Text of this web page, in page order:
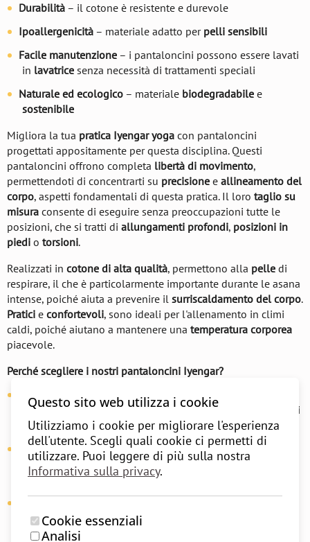
Questo sito web utilizza i cookie
Utilizziamo i cookie per migliorare l'esperienza
dell'utente. Scegli quali cookie ci permetti di
utilizzare. Puoi leggere di più sulla nostra
Informativa sulla privacy.
Cookie essenziali
Analisi
Durabilità – il cotone è resistente e durevole
Ipoallergenicità – materiale adatto per pelli sensibili
Facile manutenzione – i pantaloncini possono essere lavati
in lavatrice senza necessità di trattamenti speciali
Naturale ed ecologico – materiale biodegradabile e
sostenibile
Migliora la tua pratica Iyengar yoga con pantaloncini
progettati appositamente per questa disciplina. Questi
pantaloncini offrono completa libertà di movimento,
permettendoti di concentrarti su precisione e allineamento del
corpo, aspetti fondamentali di questa pratica. Il loro taglio su
misura consente di eseguire senza preoccupazioni tutte le
posizioni, che si tratti di allungamenti profondi, posizioni in
piedi o torsioni.
Realizzati in cotone di alta qualità, permettono alla pelle di
respirare, il che è particolarmente importante durante le asana
intense, poiché aiuta a prevenire il surriscaldamento del corpo.
Pratici e confortevoli, sono ideali per l'allenamento in climi
caldi, poiché aiutano a mantenere una temperatura corporea
piacevole.
Perché scegliere i nostri pantaloncini Iyengar?
Design funzionale
: I pantaloncini offrono completa
di movimentosenza ostacoli, permettendoti di concentrarti
sulla pratica.
Traspirabilità della pelle: Ilcotone naturale consente alla
pelle di respirare, essenziale per pratiche più lunghe e
temperature calde.
ricca storia dell'Iyengar yoga
inizialmente per garantire